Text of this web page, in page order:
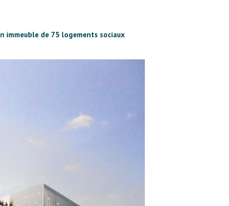
immeuble de 75 logements sociaux